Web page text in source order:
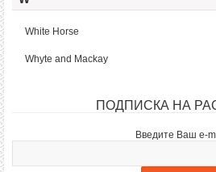
White Horse
Whyte and Mackay
ПОДПИСКА НА
Введите Ваш e-